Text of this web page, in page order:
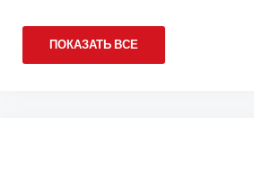
ПОКАЗАТЬ ВСЕ